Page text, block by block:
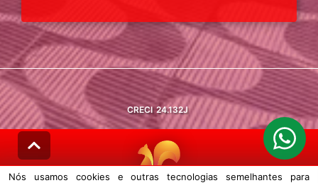
CRECI 24.132J
Nós usamos cookies e outras tecnologias semelhantes para